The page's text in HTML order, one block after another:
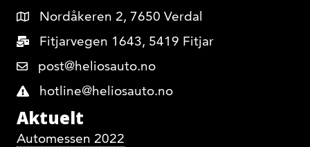
Nordåkeren 2, 7650 Verdal
Fitjarvegen 1643, 5419 Fitjar
post@heliosauto.no
hotline@heliosauto.no
Aktuelt
Automessen 2022